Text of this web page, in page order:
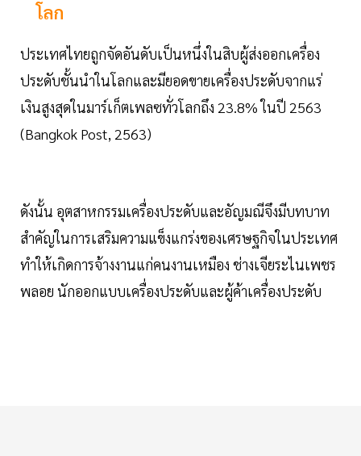
โลก
ประเทศไทยถูกจัดอันดับเป็นหนึ่งในสิบผู้ส่งออกเครื่อง
ประดับชั้นนำในโลกและมียอดขายเครื่องประดับจากแร่
เงินสูงสุดในมาร์เก็ตเพลซทั่วโลกถึง 23.8% ในปี 2563
(Bangkok Post, 2563)
ดังนั้น อุตสาหกรรมเครื่องประดับและอัญมณีจึงมีบทบาท
สำคัญในการเสริมความแข็งแกร่งของเศรษฐกิจในประเทศ
ทำให้เกิดการจ้างงานแก่คนงานเหมือง ช่างเจียระไนเพชร
พลอย นักออกแบบเครื่องประดับและผู้ค้าเครื่องประดับ